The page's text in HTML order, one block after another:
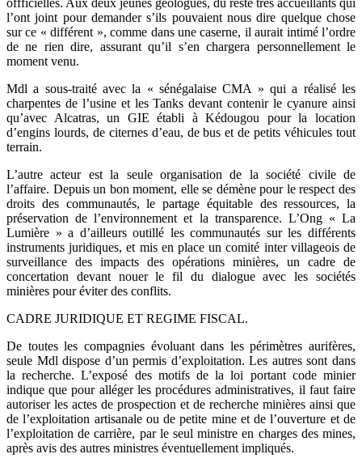
offficielles. Aux deux jeunes géologues, du reste très accueillants qui
l’ont joint pour demander s’ils pouvaient nous dire quelque chose
sur ce « différent », comme dans une caserne, il aurait intimé l’ordre
de ne rien dire, assurant qu’il s’en chargera personnellement le
moment venu.
Mdl a sous-traité avec la « sénégalaise CMA » qui a réalisé les
charpentes de l’usine et les Tanks devant contenir le cyanure ainsi
qu’avec Alcatras, un GIE établi à Kédougou pour la location
d’engins lourds, de citernes d’eau, de bus et de petits véhicules tout
terrain.
L’autre acteur est la seule organisation de la société civile de
l’affaire. Depuis un bon moment, elle se démène pour le respect des
droits des communautés, le partage équitable des ressources, la
préservation de l’environnement et la transparence. L’Ong « La
Lumière » a d’ailleurs outillé les communautés sur les différents
instruments juridiques, et mis en place un comité inter villageois de
surveillance des impacts des opérations minières, un cadre de
concertation devant nouer le fil du dialogue avec les sociétés
minières pour éviter des conflits.
CADRE JURIDIQUE ET REGIME FISCAL.
De toutes les compagnies évoluant dans les périmètres aurifères,
seule Mdl dispose d’un permis d’exploitation. Les autres sont dans
la recherche. L’exposé des motifs de la loi portant code minier
indique que pour alléger les procédures administratives, il faut faire
autoriser les actes de prospection et de recherche minières ainsi que
de l’exploitation artisanale ou de petite mine et de l’ouverture et de
l’exploitation de carrière, par le seul ministre en charges des mines,
après avis des autres ministres éventuellement impliqués.